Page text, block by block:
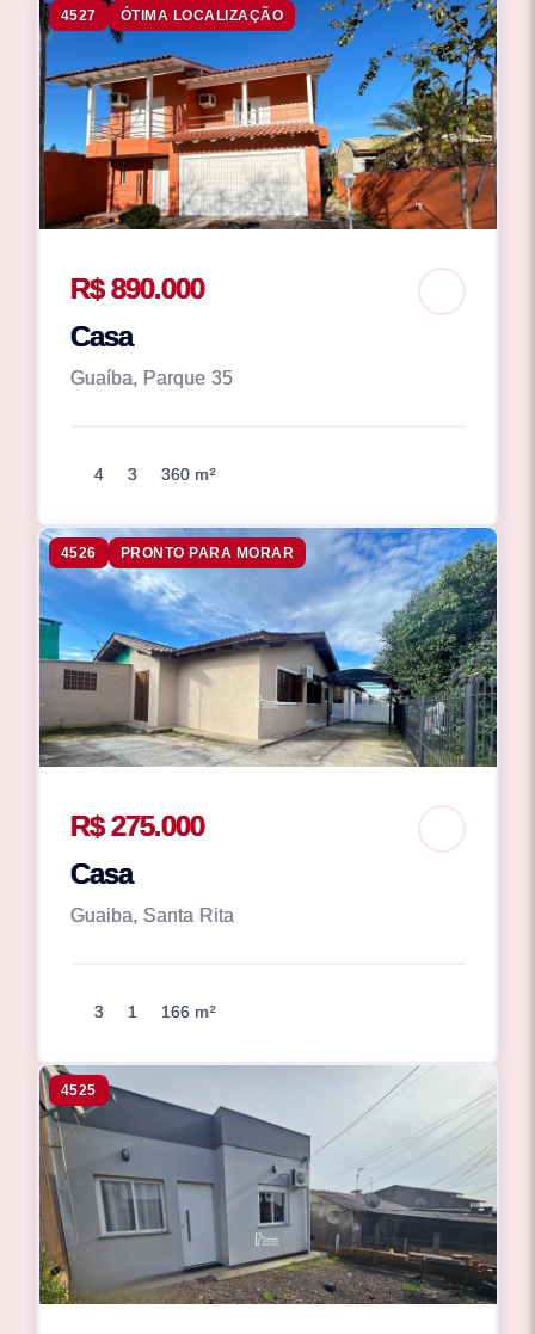
4527 ÓTIMA LOCALIZAÇÃO
R$ 890.000
Casa
Guaíba, Parque 35
4 3 360 m²
4526 PRONTO PARA MORAR
R$ 275.000
Casa
Guaiba, Santa Rita
3 1 166 m²
4525